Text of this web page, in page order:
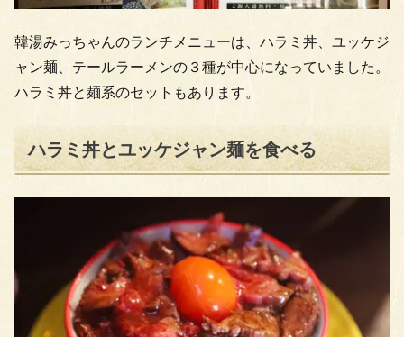
韓湯みっちゃんのランチメニューは、ハラミ丼、ユッケジ
ャン麺、テールラーメンの３種が中心になっていました。
ハラミ丼と麺系のセットもあります。
ハラミ丼とユッケジャン麺を食べる